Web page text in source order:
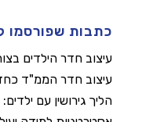
כתבות שפורסמו
עיצוב חדר הילדים
עיצוב חדר הממ"ד
הליך גירושין עם